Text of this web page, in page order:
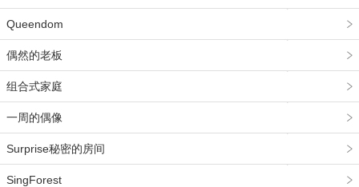
Queendom
偶然的老板
组合式家庭
一周的偶像
Surprise秘密的房间
SingForest